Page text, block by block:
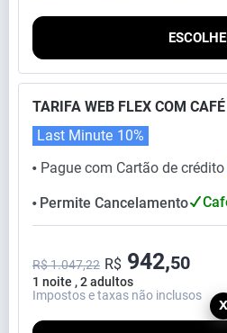
TARIFA WEB FLEX COM
⬤ Pague com Cartão de crédito
Last Minute 10%
⬤ Permite Cancelamento
1 noite , 2 adultos
R$ 1.047,22 R$ 942,50
Impostos e taxas não inclusos x